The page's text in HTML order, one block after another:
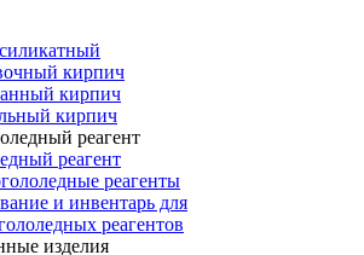
кирпич
кирпич
кирпич
реагент
реагенты
и инвентарь для
реагентов